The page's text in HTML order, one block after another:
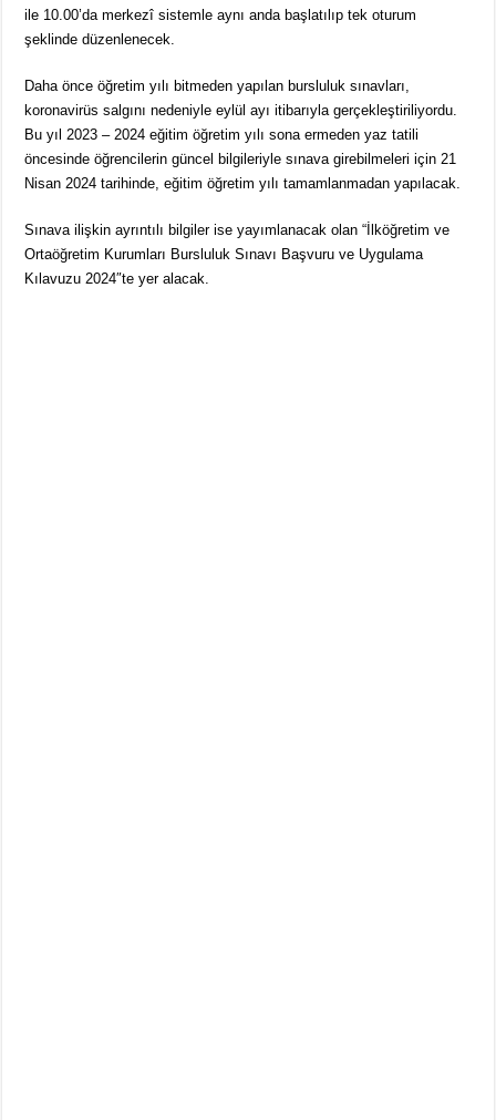
ile 10.00’da merkezî sistemle aynı anda başlatılıp tek oturum
şeklinde düzenlenecek.
Daha önce öğretim yılı bitmeden yapılan bursluluk sınavları,
koronavirüs salgını nedeniyle eylül ayı itibarıyla gerçekleştiriliyordu.
Bu yıl 2023 – 2024 eğitim öğretim yılı sona ermeden yaz tatili
öncesinde öğrencilerin güncel bilgileriyle sınava girebilmeleri için 21
Nisan 2024 tarihinde, eğitim öğretim yılı tamamlanmadan yapılacak.
Sınava ilişkin ayrıntılı bilgiler ise yayımlanacak olan “İlköğretim ve
Ortaöğretim Kurumları Bursluluk Sınavı Başvuru ve Uygulama
Kılavuzu 2024″te yer alacak.